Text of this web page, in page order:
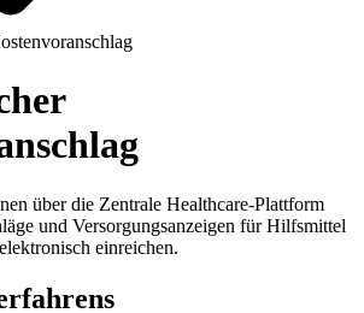
über die Zentrale Healthcare-Plattform
und Versorgungsanzeigen für Hilfsmittel
einreichen.